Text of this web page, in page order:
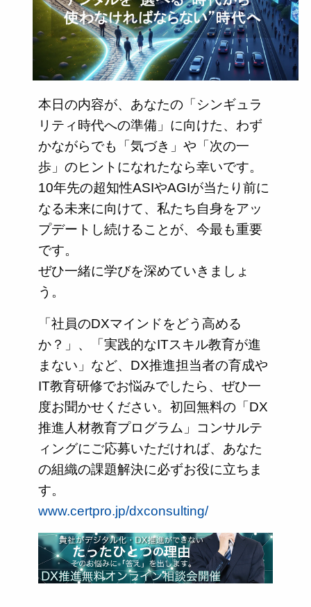
本日の内容が、あなたの「シンギュラ
リティ時代への準備」に向けた、わず
かながらでも「気づき」や「次の一
歩」のヒントになれたなら幸いです。
10年先の超知性ASIやAGIが当たり前に
なる未来に向けて、私たち自身をアッ
プデートし続けることが、今最も重要
です。
ぜひ一緒に学びを深めていきましょ
う。
「社員のDXマインドをどう高める
か？」、「実践的なITスキル教育が進
まない」など、DX推進担当者の育成や
IT教育研修でお悩みでしたら、ぜひ一
度お聞かせください。初回無料の「DX
推進人材教育プログラム」コンサルテ
ィングにご応募いただければ、あなた
の組織の課題解決に必ずお役に立ちま
す。
www.certpro.jp/dxconsulting/